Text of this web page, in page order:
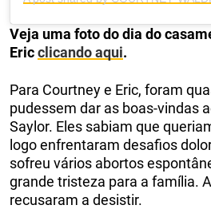
Veja uma foto do dia do
Ericclicando aqui.
Para Courtney e Eric, foram
pudessem dar as boas-vindas
Saylor. Eles sabiam que
logo enfrentaram desafios
sofreu vários abortos
grande tristeza para a família.
recusaram a desistir.